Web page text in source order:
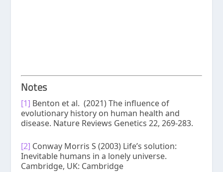
Notes
[1] Benton et al. (2021) The influence of
evolutionary history on human health and
disease. Nature Reviews Genetics 22, 269-283.
[2] Conway Morris S (2003) Life’s solution:
Inevitable humans in a lonely universe.
Cambridge, UK: Cambridge